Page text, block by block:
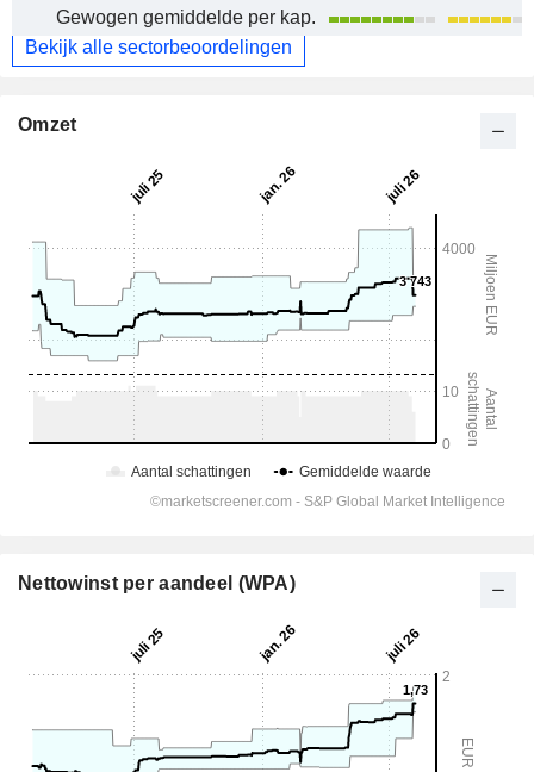
Gewogen gemiddelde per kap.
Bekijk alle sectorbeoordelingen
Omzet
Nettowinst per aandeel (WPA)